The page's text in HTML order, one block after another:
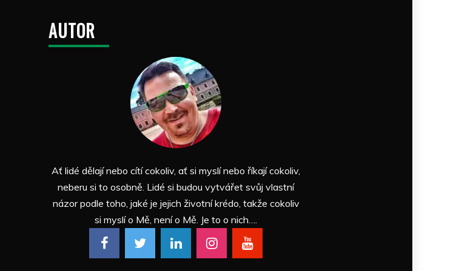
AUTOR
Ať lidé dělají nebo cítí cokoliv, ať si myslí nebo říkají cokoliv,
neberu si to osobně. Lidé si budou vytvářet svůj vlastní
názor podle toho, jaké je jejich životní krédo, takže cokoliv
si myslí o Mě, není o Mě. Je to o nich….